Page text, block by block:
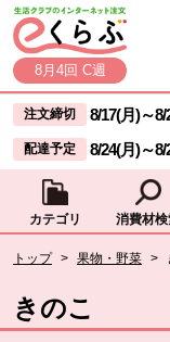
ページの先頭です。
本文へジャンプする。
8月4回 C週
ここからサイト内共通
サイト内共通メニュー
注文締切 8/17(月)～8/
配達予定 8/24(月)～8/
カテゴリ 消費材
トップ > 果物・野菜 >
きのこ